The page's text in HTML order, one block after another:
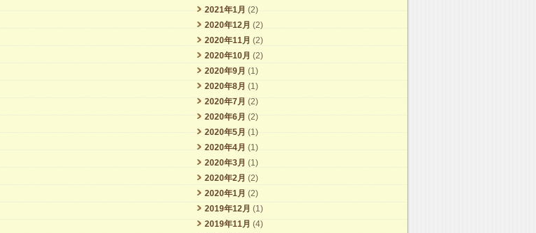
2021年1月 (2)
2020年12月 (2)
2020年11月 (2)
2020年10月 (2)
2020年9月 (1)
2020年8月 (1)
2020年7月 (2)
2020年6月 (2)
2020年5月 (1)
2020年4月 (1)
2020年3月 (1)
2020年2月 (2)
2020年1月 (2)
2019年12月 (1)
2019年11月 (4)